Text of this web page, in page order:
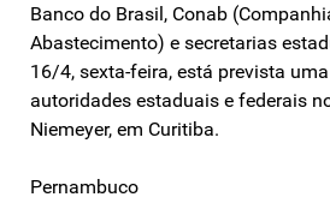
Banco do Brasil, Conab
Abastecimento) e secretarias
16/4, sexta-feira, está prevista
autoridades estaduais e federais
Niemeyer, em Curitiba.
Pernambuco